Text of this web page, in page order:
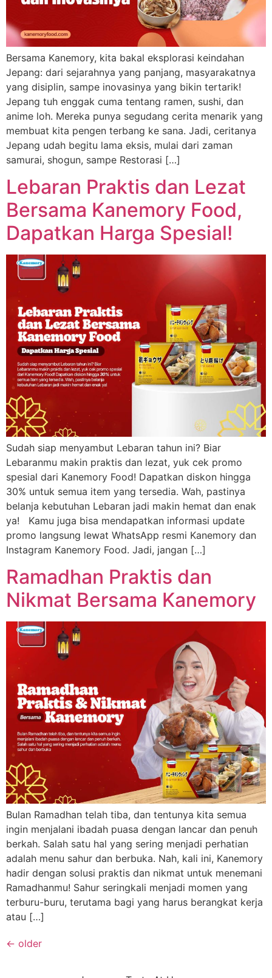
Bersama Kanemory, kita bakal eksplorasi keindahan
Jepang: dari sejarahnya yang panjang, masyarakatnya
yang disiplin, sampe inovasinya yang bikin tertarik!
Jepang tuh enggak cuma tentang ramen, sushi, dan
anime loh. Mereka punya segudang cerita menarik yang
membuat kita pengen terbang ke sana. Jadi, ceritanya
Jepang udah begitu lama eksis, mulai dari zaman
samurai, shogun, sampe Restorasi […]
Lebaran Praktis dan Lezat
Bersama Kanemory Food,
Dapatkan Harga Spesial!
Sudah siap menyambut Lebaran tahun ini? Biar
Lebaranmu makin praktis dan lezat, yuk cek promo
spesial dari Kanemory Food! Dapatkan diskon hingga
30% untuk semua item yang tersedia. Wah, pastinya
belanja kebutuhan Lebaran jadi makin hemat dan enak
ya! Kamu juga bisa mendapatkan informasi update
promo langsung lewat WhatsApp resmi Kanemory dan
Instagram Kanemory Food. Jadi, jangan […]
Ramadhan Praktis dan
Nikmat Bersama Kanemory
Bulan Ramadhan telah tiba, dan tentunya kita semua
ingin menjalani ibadah puasa dengan lancar dan penuh
berkah. Salah satu hal yang sering menjadi perhatian
adalah menu sahur dan berbuka. Nah, kali ini, Kanemory
hadir dengan solusi praktis dan nikmat untuk menemani
Ramadhanmu! Sahur seringkali menjadi momen yang
terburu-buru, terutama bagi yang harus berangkat kerja
atau […]
← older